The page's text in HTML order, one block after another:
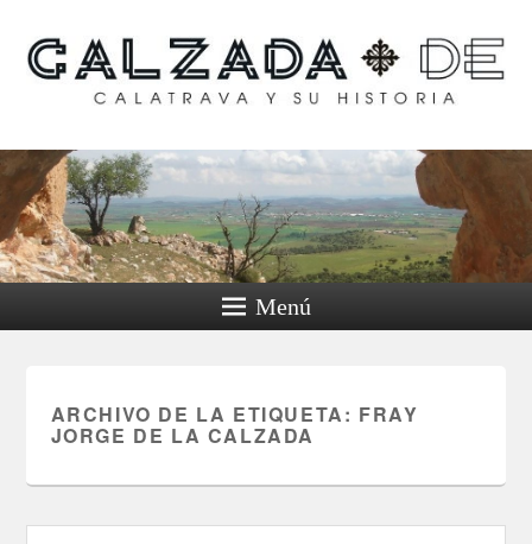
Calzada de Calatrava y
su historia
Menú
ARCHIVO DE LA ETIQUETA: FRAY
JORGE DE LA CALZADA